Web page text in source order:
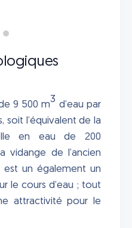
9 500 m3 d’eau par
soit l’équivalent de la
en eau de 200
vidange de l’ancien
est un également un
le cours d’eau ; tout
attractivité pour le